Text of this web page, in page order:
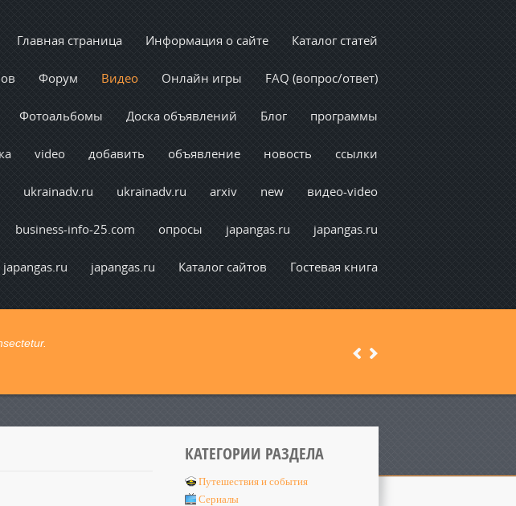
Главная страница Информация о сайте Каталог статей
Форум Видео Онлайн игры FAQ (вопрос/ответ)
Фотоальбомы Доска объявлений Блог программы
video добавить объявление новость ссылки
ukrainadv.ru ukrainadv.ru arxiv new видео-video
business-info-25.com опросы japangas.ru japangas.ru
japangas.ru japangas.ru Каталог сайтов Гостевая книга
Previous
КАТЕГОРИИ РАЗДЕЛА
Путешествия и события
Сериалы